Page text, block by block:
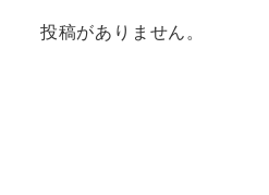
投稿がありません。